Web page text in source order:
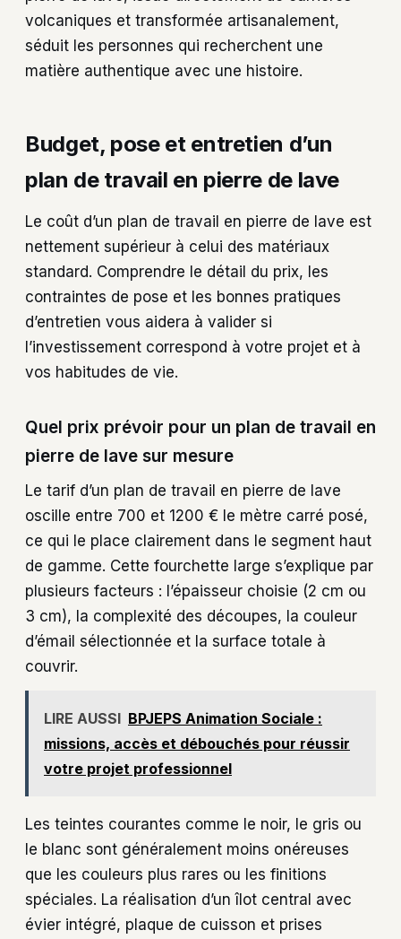
volcaniques et transformée artisanalement,
séduit les personnes qui recherchent une
matière authentique avec une histoire.
Budget, pose et entretien d’un
plan de travail en pierre de lave
Le coût d’un plan de travail en pierre de lave est
nettement supérieur à celui des matériaux
standard. Comprendre le détail du prix, les
contraintes de pose et les bonnes pratiques
d’entretien vous aidera à valider si
l’investissement correspond à votre projet et à
vos habitudes de vie.
Quel prix prévoir pour un plan de travail en
pierre de lave sur mesure
Le tarif d’un plan de travail en pierre de lave
oscille entre 700 et 1200 € le mètre carré posé,
ce qui le place clairement dans le segment haut
de gamme. Cette fourchette large s’explique par
plusieurs facteurs : l’épaisseur choisie (2 cm ou
3 cm), la complexité des découpes, la couleur
d’émail sélectionnée et la surface totale à
couvrir.
LIRE AUSSI BPJEPS Animation Sociale :
missions, accès et débouchés pour réussir
votre projet professionnel
Les teintes courantes comme le noir, le gris ou
le blanc sont généralement moins onéreuses
que les couleurs plus rares ou les finitions
spéciales. La réalisation d’un îlot central avec
évier intégré, plaque de cuisson et prises